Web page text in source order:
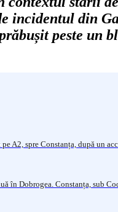
incidentul din
peste un
A2, spre Constanța, după un
în Dobrogea. Constanța, sub